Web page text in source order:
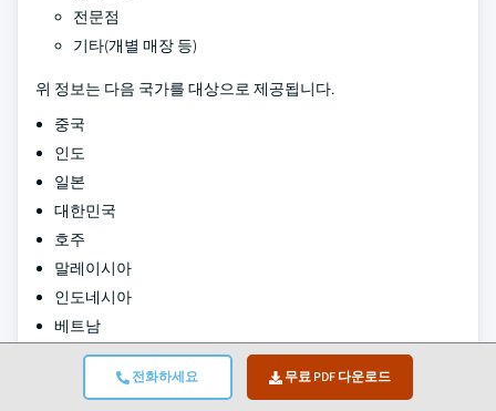
전화하세요 무료 PDF 다운로드
전문점
기타(개별 매장 등)
위 정보는 다음 국가를 대상으로 제공됩니다.
중국
인도
일본
대한민국
호주
말레이시아
인도네시아
베트남
Avinash Singh , Amit Patil